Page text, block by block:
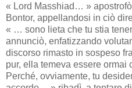
« Lord Masshiad… »
Bontor, appellandosi in ciò
« … sono lieta che tu stia
annunciò, enfatizzando
discorso rimasto in sospeso
pur, ella temeva essere ormai
Perché, ovviamente, tu